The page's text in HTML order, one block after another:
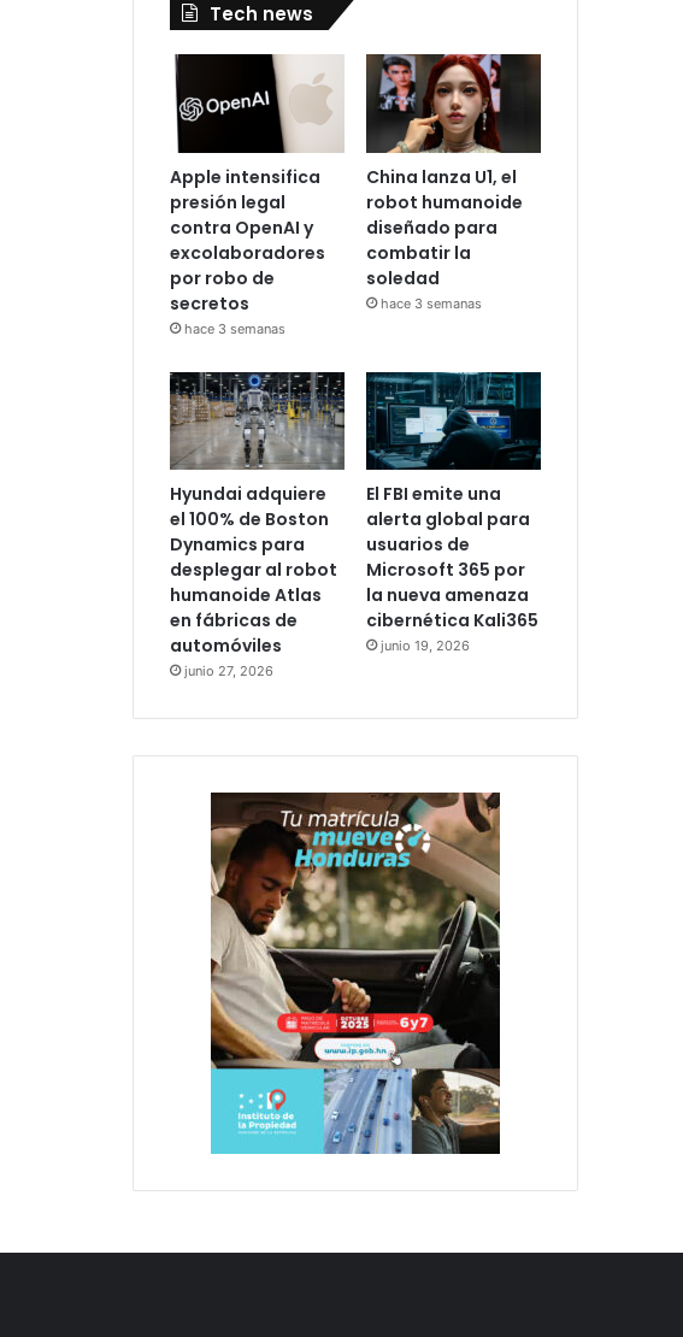
Tech news
Apple intensifica
presión legal
contra OpenAI y
excolaboradores
por robo de
secretos
hace 3 semanas
China lanza U1, el
robot humanoide
diseñado para
combatir la
soledad
hace 3 semanas
Hyundai adquiere
el 100% de Boston
Dynamics para
desplegar al robot
humanoide Atlas
en fábricas de
automóviles
junio 27, 2026
El FBI emite una
alerta global para
usuarios de
Microsoft 365 por
la nueva amenaza
cibernética Kali365
junio 19, 2026